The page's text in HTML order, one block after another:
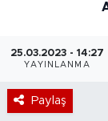
25.03.2023 - 14:27
YAYINLANMA
Paylaş
Eğitim
Sanat
Haber